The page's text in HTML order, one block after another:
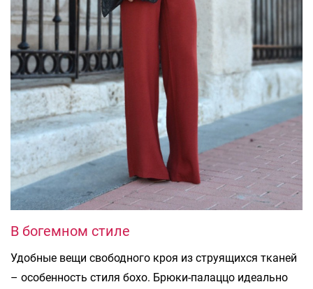
В богемном стиле
Удобные вещи свободного кроя из струящихся тканей
– особенность стиля бохо. Брюки-палаццо идеально